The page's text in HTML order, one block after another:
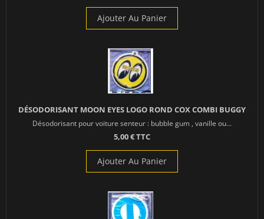
Ajouter Au Panier
DÉSODORISANT MOON EYES LOGO ROND COX COMBI BUGGY
Désodorisant pour voiture senteur : bubble gum , vanille ou...
5,00 € TTC
Ajouter Au Panier